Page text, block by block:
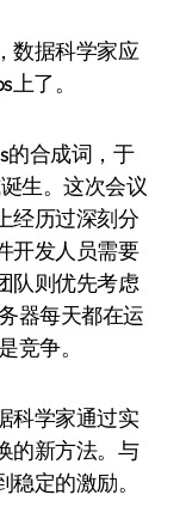
数据科学家应
了。
的合成词，于
生。这次会议
经历过深刻分
开发人员需要
队则优先考虑
器每天都在运
竞争。
科学家通过实
的新方法。与
定的激励。